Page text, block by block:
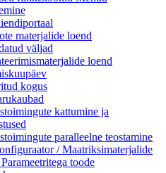
materjalide loend
väljad
loend
kogus
kattumine ja
paralleelne teostamine
/ Maatriksimaterjalide
toode